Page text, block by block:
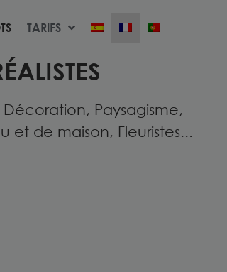
TARIFS
TARIFS
Paysagisme,
de maison, Fleuristes...